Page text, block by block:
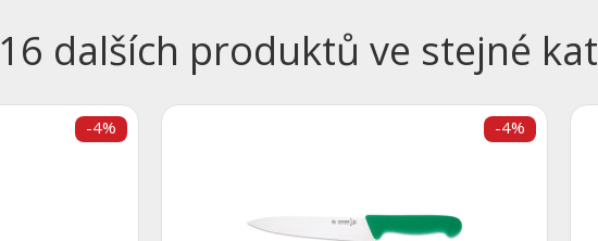
16 dalších produktů ve stejné
-4% -4%